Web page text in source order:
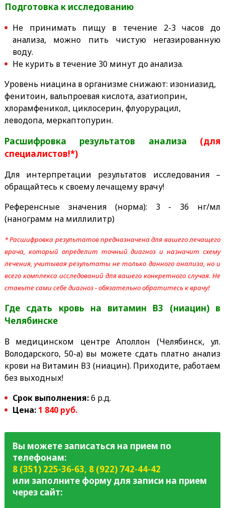
Подготовка к исследованию
Не принимать пищу в течение 2-3 часов до
анализа, можно пить чистую негазированную
воду.
Не курить в течение 30 минут до анализа.
Уровень ниацина в организме снижают: изониазид,
фенитоин, вальпроевая кислота, азатиоприн,
хлорамфеникол, циклосерин, флуорурацил,
леводопа, меркаптопурин.
Расшифровка результатов анализа (для
специалистов!*)
Для интерпретации результатов исследования –
обращайтесь к своему лечащему врачу!
Референсные значения (норма): 3 - 36 нг/мл
(нанограмм на миллилитр)
* Расшифровка результатов предназначена для вашего лечащего
врача, который определит точный диагноз и назначит схему
лечения, учитывая результаты не только данного анализа, но и
всего комплекса исследований для вашего конкретного случая. Не
ставьте сами себе диагноз - обязательно обратитесь к врачу!
Где сдать кровь на витамин B3 (ниацин) в
Челябинске
В медицинском центре Аполлон (Челябинск, ул.
Володарского, 50-а) вы можете сдать платно анализ
крови на Витамин В3 (ниацин). Приходите, работаем
без выходных!
Срок выполнения:6 р.д.
Цена: 1 840 руб.
Вы можете записаться на прием по
телефонам:
8 (351) 225-36-63, 8 (922) 742-44-42
или заполните форму для записи на прием
через сайт: